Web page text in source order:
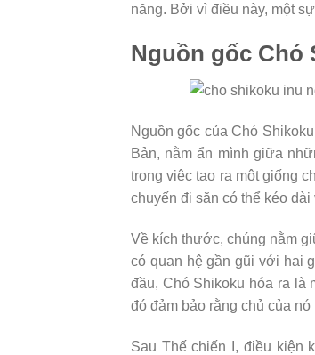
năng. Bởi vì điều này, một
Nguồn gốc Chó
Nguồn gốc của Chó
Bản, nằm ẩn mình giữa
trong việc tạo ra một giống
chuyến đi săn có thể kéo
Về kích thước, chúng nằm
có quan hệ gần gũi với hai
đầu, Chó Shikoku hóa ra là
đó đảm bảo rằng chủ của
Sau Thế chiến I, điều kiện